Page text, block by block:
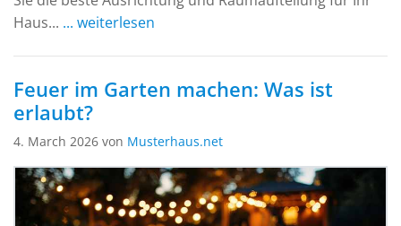
Haus... ... weiterlesen
Feuer im Garten machen: Was ist
erlaubt?
4. March 2026 von Musterhaus.net